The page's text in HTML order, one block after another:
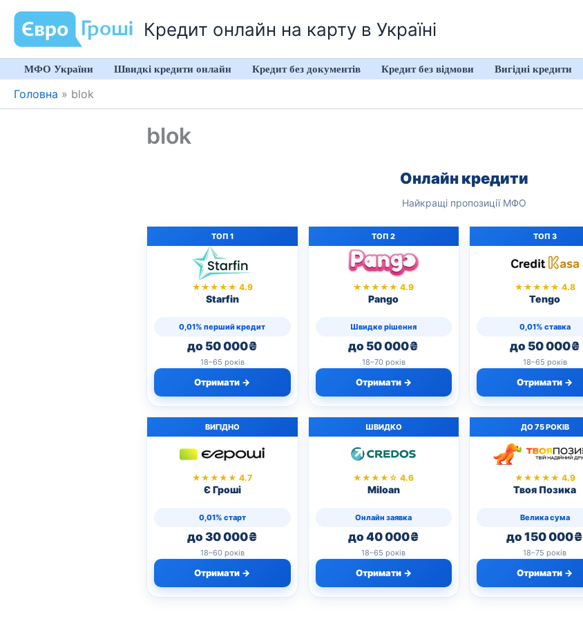
Перейти
вмісту
Кредит онлайн на карту в Україні
МФО України Швидкі кредити онлайн Кредит без документів Кредит без відмови Вигідні кредити
Головна » blok
blok
Онлайн кредити
Найкращі пропозиції МФО
ТОП 1
★★★★★ 4.9
Starfin
0,01% перший кредит
до 50 000₴
18–65 років
Отримати →
ТОП 2
★★★★★ 4.9
Pango
Швидке рішення
до 50 000₴
18–70 років
Отримати →
ТОП 3
★★★★★ 4.8
Tengo
0,01% ставка
до 50 000₴
18–65 років
Отримати →
ВИГІДНО
★★★★★ 4.7
Є Гроші
0,01% старт
до 30 000₴
18–60 років
Отримати →
ШВИДКО
★★★★☆ 4.6
Miloan
Онлайн заявка
до 40 000₴
18–65 років
Отримати →
ДО 75 РОКІВ
★★★★★ 4.9
Твоя Позика
Велика сума
до 150 000₴
18–75 років
Отримати →